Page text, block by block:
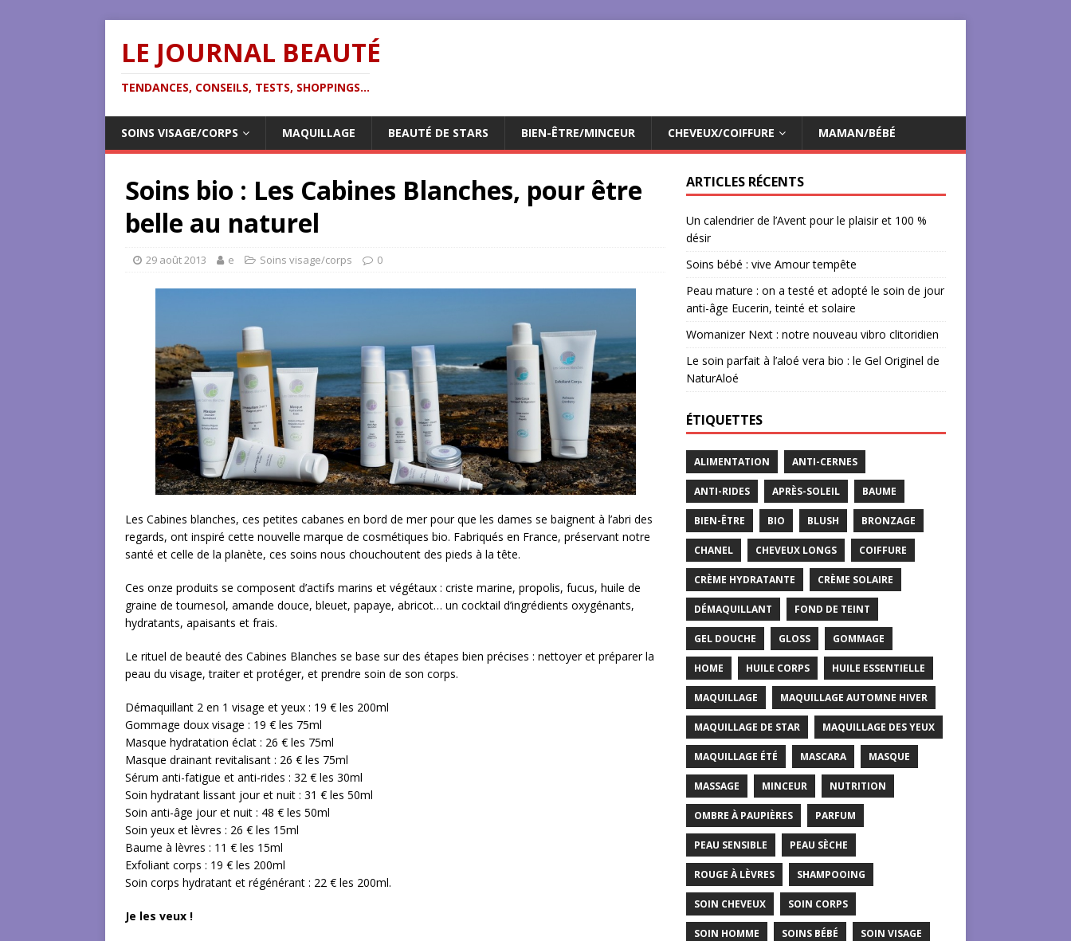
LE JOURNAL BEAUTÉ
TENDANCES, CONSEILS, TESTS, SHOPPINGS...
SOINS VISAGE/CORPS MAQUILLAGE BEAUTÉ DE STARS BIEN-ÊTRE/MINCEUR CHEVEUX/COIFFURE MAMAN/BÉBÉ
Soins bio : Les Cabines Blanches, pour être
belle au naturel
29 août 2013 e Soins visage/corps 0
Les Cabines blanches, ces petites cabanes en bord de mer pour que les dames se baignent à l’abri des
regards, ont inspiré cette nouvelle marque de cosmétiques bio. Fabriqués en France, préservant notre
santé et celle de la planète, ces soins nous chouchoutent des pieds à la tête.
Ces onze produits se composent d’actifs marins et végétaux : criste marine, propolis, fucus, huile de
graine de tournesol, amande douce, bleuet, papaye, abricot… un cocktail d’ingrédients oxygénants,
hydratants, apaisants et frais.
Le rituel de beauté des Cabines Blanches se base sur des étapes bien précises : nettoyer et préparer la
peau du visage, traiter et protéger, et prendre soin de son corps.
Démaquillant 2 en 1 visage et yeux : 19 € les 200ml
Gommage doux visage : 19 € les 75ml
Masque hydratation éclat : 26 € les 75ml
Masque drainant revitalisant : 26 € les 75ml
Sérum anti-fatigue et anti-rides : 32 € les 30ml
Soin hydratant lissant jour et nuit : 31 € les 50ml
Soin anti-âge jour et nuit : 48 € les 50ml
Soin yeux et lèvres : 26 € les 15ml
Baume à lèvres : 11 € les 15ml
Exfoliant corps : 19 € les 200ml
Soin corps hydratant et régénérant : 22 € les 200ml.
Je les veux !
ARTICLES RÉCENTS
Un calendrier de l’Avent pour le plaisir et 100 %
désir
Soins bébé : vive Amour tempête
Peau mature : on a testé et adopté le soin de jour
anti-âge Eucerin, teinté et solaire
Womanizer Next : notre nouveau vibro clitoridien
Le soin parfait à l’aloé vera bio : le Gel Originel de
NaturAloé
ÉTIQUETTES
ALIMENTATION ANTI-CERNES
ANTI-RIDES APRÈS-SOLEIL BAUME
BIEN-ÊTRE BIO BLUSH BRONZAGE
CHANEL CHEVEUX LONGS COIFFURE
CRÈME HYDRATANTE CRÈME SOLAIRE
DÉMAQUILLANT FOND DE TEINT
GEL DOUCHE GLOSS GOMMAGE
HOME HUILE CORPS HUILE ESSENTIELLE
MAQUILLAGE MAQUILLAGE AUTOMNE HIVER
MAQUILLAGE DE STAR MAQUILLAGE DES YEUX
MAQUILLAGE ÉTÉ MASCARA MASQUE
MASSAGE MINCEUR NUTRITION
OMBRE À PAUPIÈRES PARFUM
PEAU SENSIBLE PEAU SÈCHE
ROUGE À LÈVRES SHAMPOOING
SOIN CHEVEUX SOIN CORPS
SOIN HOMME SOINS BÉBÉ SOIN VISAGE